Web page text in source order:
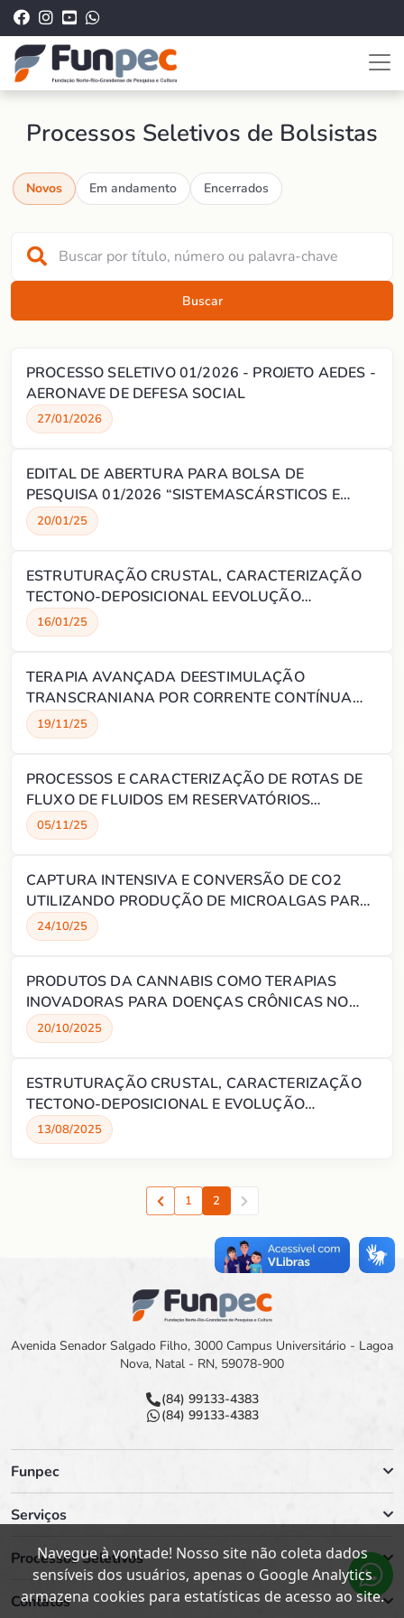
Processos Seletivos de Bolsistas
Novos Em andamento Encerrados
Buscar
PROCESSO SELETIVO 01/2026 - PROJETO AEDES -
AERONAVE DE DEFESA SOCIAL
27/01/2026
EDITAL DE ABERTURA PARA BOLSA DE
PESQUISA 01/2026 “SISTEMASCÁRSTICOS E
DEPÓSITOS DE TUFAS E TRAVERTINOS -
PROCESSOS EPROPRIEDADES (TRAVERTINOS)”
20/01/25
ESTRUTURAÇÃO CRUSTAL, CARACTERIZAÇÃO
TECTONO-DEPOSICIONAL EEVOLUÇÃO
TERMOMECÂNICA DAS BACIAS DA MARGEM
EQUATORIAL CENTRO-OESTE (MECO)
16/01/25
TERAPIA AVANÇADA DEESTIMULAÇÃO
TRANSCRANIANA POR CORRENTE CONTÍNUA
NA ESCLEROSE LATERAL AMIOTRÓFICA: ENSAIO
ALEATORIZADO MULTICÊNTRICO DOMICILIAR
19/11/25
PROCESSOS E CARACTERIZAÇÃO DE ROTAS DE
FLUXO DE FLUIDOS EM RESERVATÓRIOS
CARSTIFICADOS, FRATURADOS E SILICIFICADOS
DO PRÉ-SAL - POROCARSTE FASE II
05/11/25
CAPTURA INTENSIVA E CONVERSÃO DE CO2
UTILIZANDO PRODUÇÃO DE MICROALGAS PARA
GERAÇÃO DE VALOR
24/10/25
PRODUTOS DA CANNABIS COMO TERAPIAS
INOVADORAS PARA DOENÇAS CRÔNICAS NO
SUS (TERASUS)
20/10/2025
ESTRUTURAÇÃO CRUSTAL, CARACTERIZAÇÃO
TECTONO-DEPOSICIONAL E EVOLUÇÃO
TERMOMECÂNICA DAS BACIAS DA MARGEM
EQUATORIAL CENTRO-OESTE (MECO)
13/08/2025
Anterior
1 2 Proxima
Avenida Senador Salgado Filho, 3000 Campus Universitário - Lagoa
Nova, Natal - RN, 59078-900
(84) 99133-4383
(84) 99133-4383
Funpec
Serviços
Processos Seletivos
Contatos
Navegue à vontade! Nosso site não coleta dados
sensíveis dos usuários, apenas o Google Analytics
armazena cookies para estatísticas de acesso ao site.